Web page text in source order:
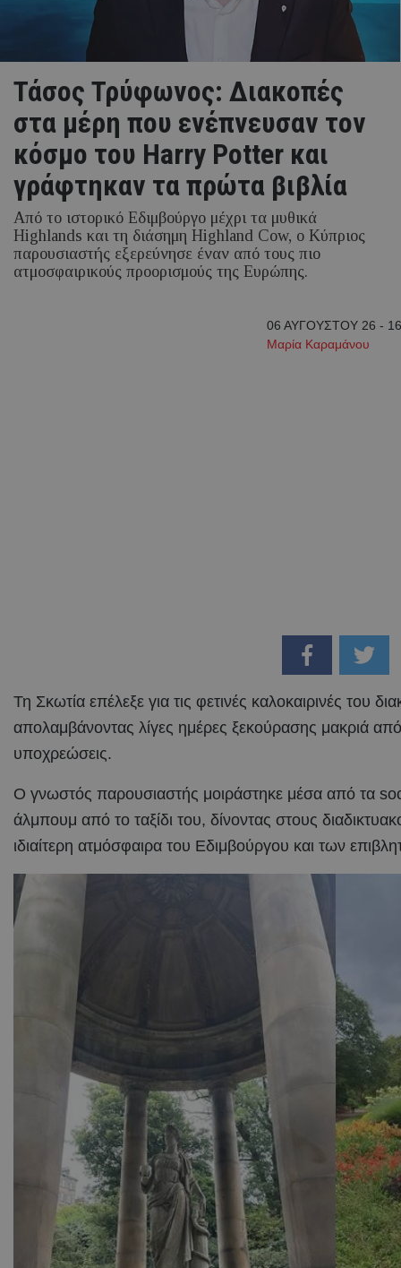
Τάσος Τρύφωνος: Διακοπές
στα μέρη που ενέπνευσαν τον
κόσμο του Harry Potter και
γράφτηκαν τα πρώτα βιβλία
Από το ιστορικό Εδιμβούργο μέχρι τα μυθικά
Highlands και τη διάσημη Highland Cow, ο Κύπριος
παρουσιαστής εξερεύνησε έναν από τους πιο
ατμοσφαιρικούς προορισμούς της Ευρώπης.
06 ΑΥΓΟΥΣΤΟΥ 26 -
Μαρία Καραμάνου
Τη Σκωτία επέλεξε για τις φετινές καλοκαιρινές του
απολαμβάνοντας λίγες ημέρες ξεκούρασης μακριά από
υποχρεώσεις.
Ο γνωστός παρουσιαστής μοιράστηκε μέσα από τα
άλμπουμ από το ταξίδι του, δίνοντας στους
ιδιαίτερη ατμόσφαιρα του Εδιμβούργου και των